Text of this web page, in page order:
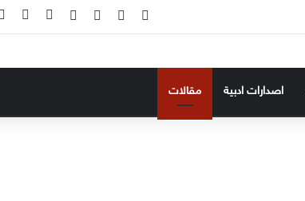
فيسبوك ‫YouTubeانستقرامتسجيل
اصدارات ادبية مقالات